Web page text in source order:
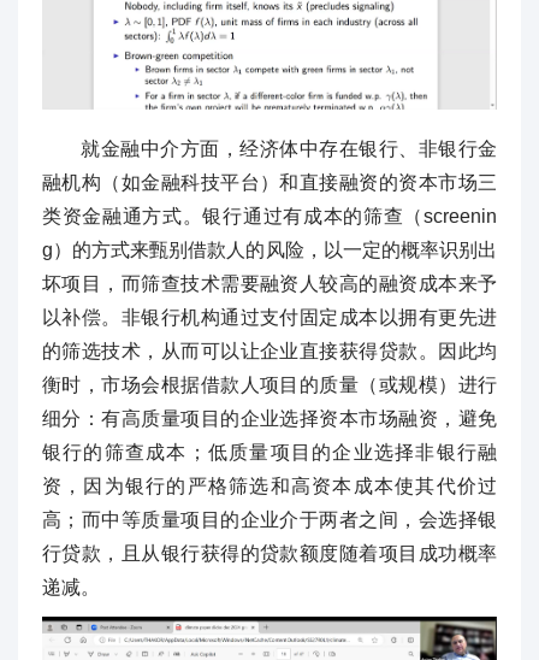
就金融中介方面，经济体中存在银行、非银行金
融机构（如金融科技平台）和直接融资的资本市场三
类资金融通方式。银行通过有成本的筛查（screenin
g）的方式来甄别借款人的风险，以一定的概率识别出
坏项目，而筛查技术需要融资人较高的融资成本来予
以补偿。非银行机构通过支付固定成本以拥有更先进
的筛选技术，从而可以让企业直接获得贷款。因此均
衡时，市场会根据借款人项目的质量（或规模）进行
细分：有高质量项目的企业选择资本市场融资，避免
银行的筛查成本；低质量项目的企业选择非银行融
资，因为银行的严格筛选和高资本成本使其代价过
高；而中等质量项目的企业介于两者之间，会选择银
行贷款，且从银行获得的贷款额度随着项目成功概率
递减。